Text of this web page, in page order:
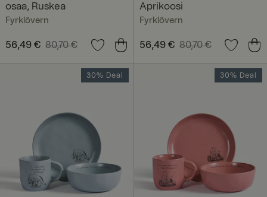
osaa, Ruskea
Fyrklövern
Nykyinen hinta:
56,49 € 80,70 €
Aprikoosi
Fyrklövern
Nykyinen hinta:
56,49 € 80,70 €
30% Deal 30% Deal